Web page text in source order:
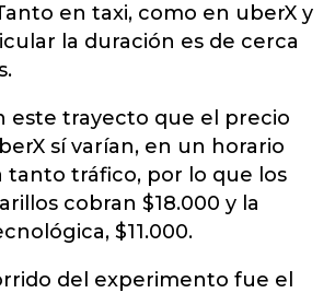
en taxi, como en uberX y
la duración es de cerca
este trayecto que el precio
sí varían, en un horario
tanto tráfico, por lo que los
cobran $18.000 y la
$11.000.
del experimento fue el